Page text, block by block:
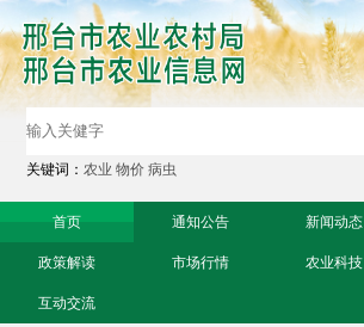
关键词：农业 物价 病虫
首页 通知公告 新闻动态
政策解读 市场行情 农业科技
互动交流